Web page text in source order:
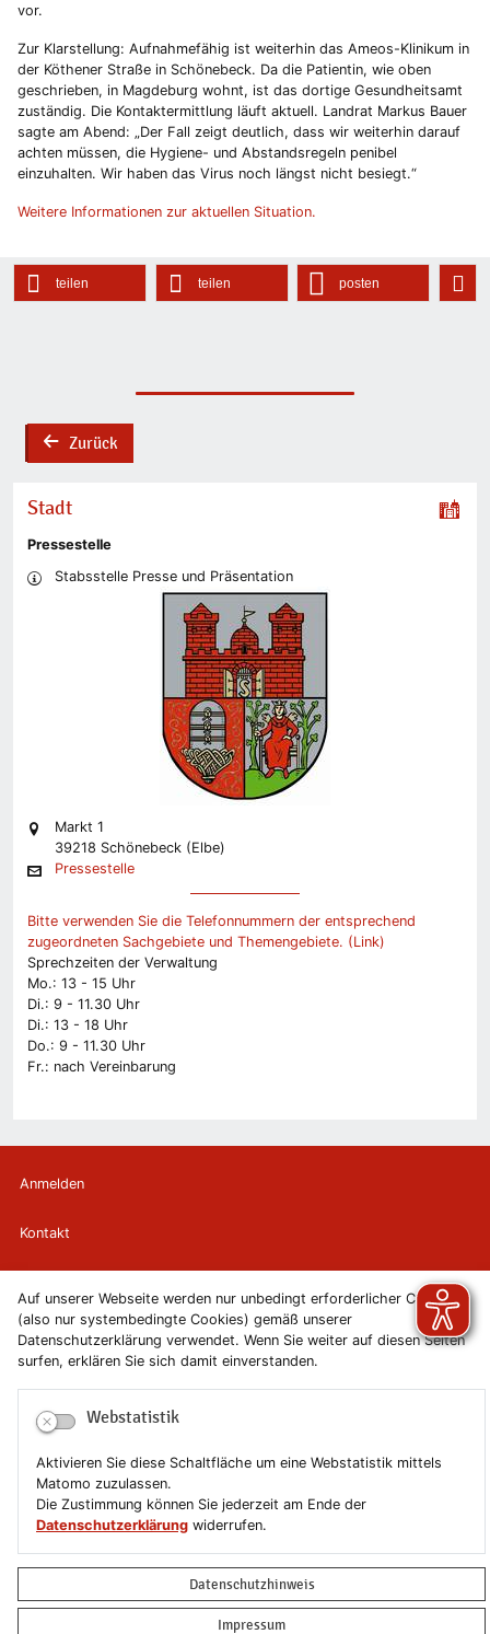
Auf unserer Webseite werden nur unbedingt erforderlicher Cookies
(also nur systembedingte Cookies) gemäß unserer
Datenschutzerklärung verwendet. Wenn Sie weiter auf diesen Seiten
surfen, erklären Sie sich damit einverstanden.
Webstatistik
Aktivieren Sie diese Schaltfläche um eine Webstatistik mittels
Matomo zuzulassen.
Die Zustimmung können Sie jederzeit am Ende der
Datenschutzerklärung widerrufen.
Datenschutzhinweis
Impressum
vor.
Zur Klarstellung: Aufnahmefähig ist weiterhin das Ameos-Klinikum in
der Köthener Straße in Schönebeck. Da die Patientin, wie oben
geschrieben, in Magdeburg wohnt, ist das dortige Gesundheitsamt
zuständig. Die Kontaktermittlung läuft aktuell. Landrat Markus Bauer
sagte am Abend: „Der Fall zeigt deutlich, dass wir weiterhin darauf
achten müssen, die Hygiene- und Abstandsregeln penibel
einzuhalten. Wir haben das Virus noch längst nicht besiegt.“
Weitere Informationen zur aktuellen Situation.
teilen teilen posten
backZurück
Stadt
Pressestelle
Stabsstelle Presse und Präsentation
Markt 1
39218 Schönebeck (Elbe)
Pressestelle
Bitte verwenden Sie die Telefonnummern der entsprechend
zugeordneten Sachgebiete und Themengebiete. (Link)
Sprechzeiten der Verwaltung
Mo.: 13 - 15 Uhr
Di.: 9 - 11.30 Uhr
Di.: 13 - 18 Uhr
Do.: 9 - 11.30 Uhr
Fr.: nach Vereinbarung
Anmelden
Kontakt
Newsletterabmeldung
Datenschutzerklärung
Erklärung zur Barrierefreiheit
Leichte Sprache
Copyright © 2019-2026 Stadt Schönebeck (Elbe)